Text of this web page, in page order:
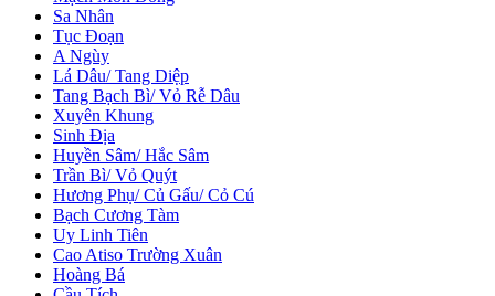
Sa Nhân
Tục Đoạn
A Ngùy
Lá Dâu/ Tang Diệp
Tang Bạch Bì/ Vỏ Rễ Dâu
Xuyên Khung
Sinh Địa
Huyền Sâm/ Hắc Sâm
Trần Bì/ Vỏ Quýt
Hương Phụ/ Củ Gấu/ Cỏ Cú
Bạch Cương Tàm
Uy Linh Tiên
Cao Atiso Trường Xuân
Hoàng Bá